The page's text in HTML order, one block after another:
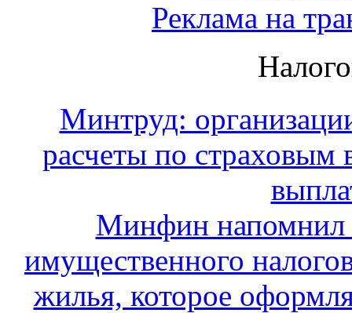
Реклама на
Минтруд:
расчеты по страховым
Минфин напомнил
имущественного
жилья, которое